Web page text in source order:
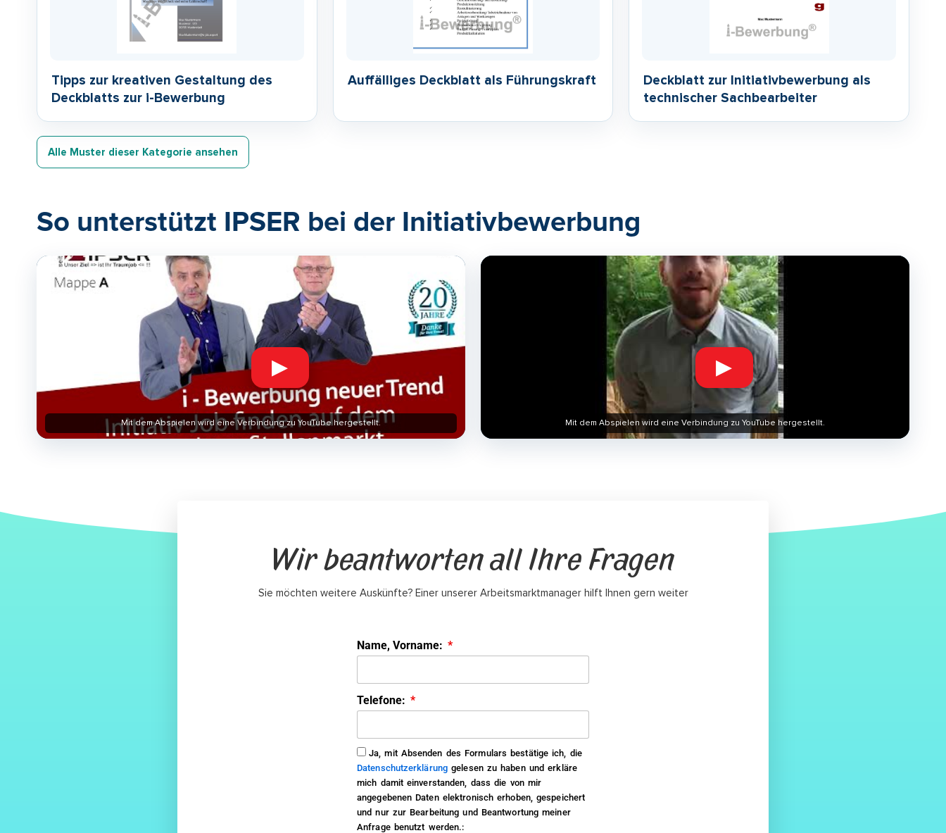
Tipps zur kreativen Gestaltung des
Deckblatts zur i-Bewerbung
Auffälliges Deckblatt als Führungskraft
Deckblatt zur Initiativbewerbung als
technischer Sachbearbeiter
Alle Muster dieser Kategorie ansehen
So unterstützt IPSER bei der Initiativbewerbung
▶
Mit dem Abspielen wird eine Verbindung zu YouTube hergestellt.
▶
Mit dem Abspielen wird eine Verbindung zu YouTube hergestellt.
Wir beantworten all Ihre Fragen
Sie möchten weitere Auskünfte? Einer unserer Arbeitsmarktmanager hilft Ihnen gern weiter
Name, Vorname:
Telefone:
Ja, mit Absenden des Formulars bestätige ich, die
Datenschutzerklärung gelesen zu haben und erkläre
mich damit einverstanden, dass die von mir
angegebenen Daten elektronisch erhoben, gespeichert
und nur zur Bearbeitung und Beantwortung meiner
Anfrage benutzt werden.: